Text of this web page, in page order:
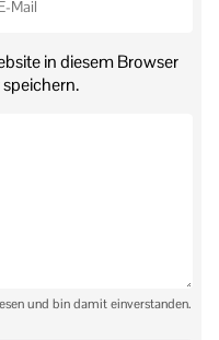
in diesem Browser
und bin damit einverstanden.